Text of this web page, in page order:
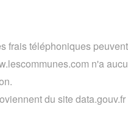
frais téléphoniques
n'a
du site